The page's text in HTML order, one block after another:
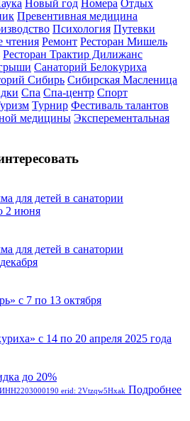
Новый год Номера Отдых
Превентивная медицина
Психология Путевки
чтения Ремонт Ресторан Мишель
Ресторан Трактир Дилижанс
Санаторий Белокуриха
Сибирь Сибирская Масленица
Спа Спа-центр Спорт
Турнир Фестиваль талантов
медицины Эксперементальная
для детей в санатории
2 июня
для детей в санатории
с 7 по 13 октября
с 14 по 20 апреля 2025 года
до 20%
erid: 2Vtzqw5Hxak Подробнее